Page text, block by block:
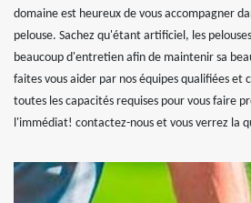
domaine est heureux de vous accompagner
pelouse. Sachez qu'étant artificiel, les
beaucoup d'entretien afin de maintenir sa
faites vous aider par nos équipes qualifiées et
toutes les capacités requises pour vous faire
l'immédiat! contactez-nous et vous verrez la